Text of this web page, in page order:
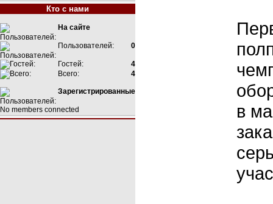
Кто с нами
На сайте
Пользователей: 0
Гостей:
4
Всего:
4
Зарегистрированные
No members connected
в